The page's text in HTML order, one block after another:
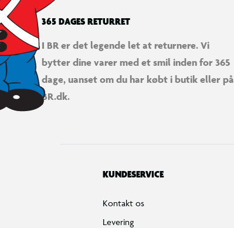
365 DAGES RETURRET
I BR er det legende let at returnere. Vi
bytter dine varer med et smil inden for 365
dage, uanset om du har købt i butik eller på
BR.dk.
KUNDESERVICE
Kontakt os
Levering